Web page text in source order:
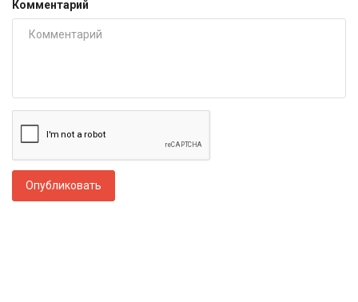
Комментарий
Опубликовать